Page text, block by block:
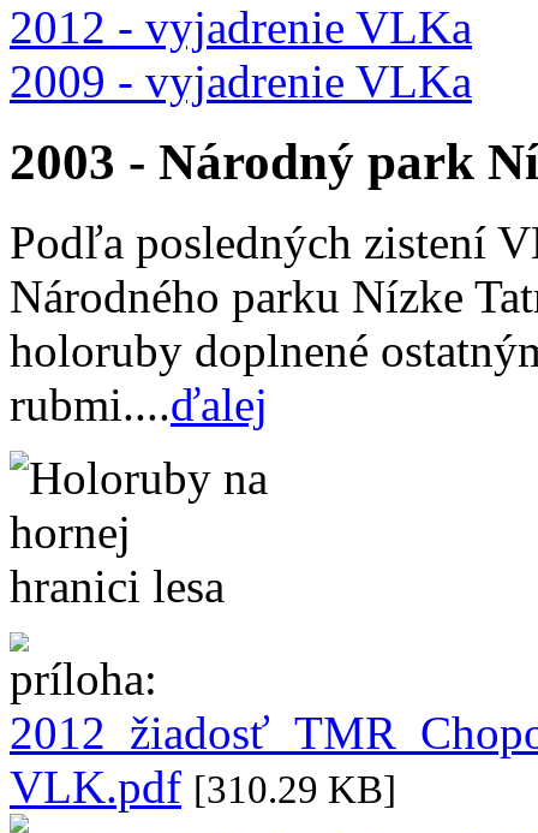
2012 - vyjadrenie VLKa
2009 - vyjadrenie VLKa
2003 - Národný park
Podľa posledných zistení
Národného parku Nízke
holoruby doplnené
rubmi....ďalej
VLK.pdf [310.29 KB]